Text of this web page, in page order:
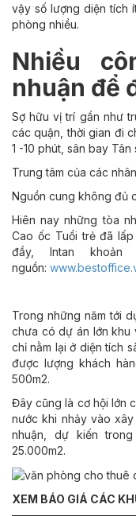
vậy số lượng diện tích
phòng nhiều.
Nhiều
nhuận để
Sợ hữu vị trí gần như
các quận, thời gian đi
1 -10 phút, sân bay Tân
Trung tâm của các
Nguồn cung không đủ
Hiên nay những tòa
Cao ốc Tuổi trẻ đã
đầy, Intan khoản
nguồn:
Trong những năm tới
chưa có dự án lớn khu
chỉ nằm lại ở diện tích
được lượng khách
500m2.
Đây cũng là cơ hội lớn
nước khi nhảy vào
nhuận, dự kiến
25.000m2.
XEM BÁO GIÁ CÁC